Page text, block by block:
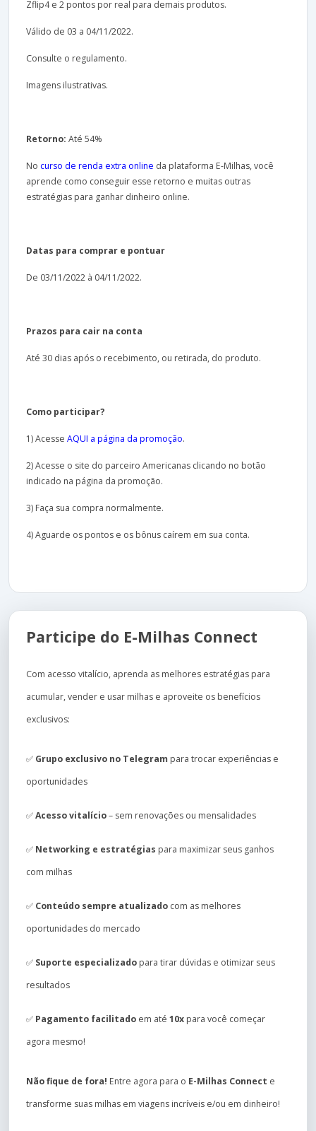
Zflip4 e 2 pontos por real para demais produtos.
Válido de 03 a 04/11/2022.
Consulte o regulamento.
Imagens ilustrativas.
Retorno: Até 54%
No curso de renda extra online da plataforma E-Milhas, você
aprende como conseguir esse retorno e muitas outras
estratégias para ganhar dinheiro online.
Datas para comprar e pontuar
De 03/11/2022 à 04/11/2022.
Prazos para cair na conta
Até 30 dias após o recebimento, ou retirada, do produto.
Como participar?
1) Acesse AQUI a página da promoção.
2) Acesse o site do parceiro Americanas clicando no botão
indicado na página da promoção.
3) Faça sua compra normalmente.
4) Aguarde os pontos e os bônus caírem em sua conta.
Participe do E-Milhas Connect
Com acesso vitalício, aprenda as melhores estratégias para
acumular, vender e usar milhas e aproveite os benefícios
exclusivos:
✅ Grupo exclusivo no Telegram para trocar experiências e
oportunidades
✅Acesso vitalício– sem renovações ou mensalidades
✅ Networking e estratégias para maximizar seus ganhos
com milhas
✅ Conteúdo sempre atualizado com as melhores
oportunidades do mercado
✅ Suporte especializado para tirar dúvidas e otimizar seus
resultados
✅ Pagamento facilitado em até 10x para você começar
agora mesmo!
Não fique de fora! Entre agora para o E-Milhas Connect e
transforme suas milhas em viagens incríveis e/ou em dinheiro!